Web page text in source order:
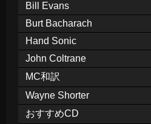
Bill Evans
Burt Bacharach
Hand Sonic
John Coltrane
MC和訳
Wayne Shorter
おすすめCD